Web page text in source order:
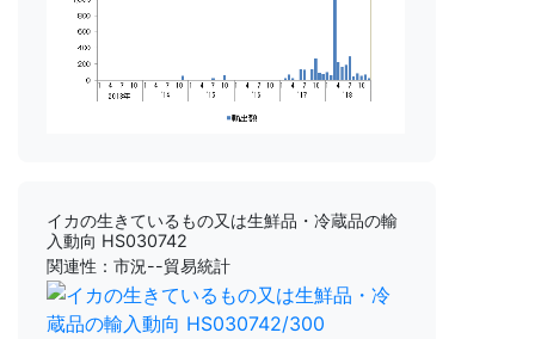
イカの生きているもの又は生鮮品・冷蔵品の輸
入動向 HS030742
関連性：市況--貿易統計